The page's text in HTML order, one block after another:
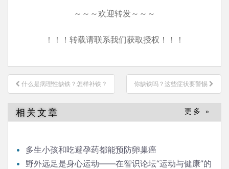
～～～欢迎转发～～～
！！！转载请联系我们获取授权！！！
文
章
导
航
什么是病理性缺铁？怎样补铁？ 你缺铁吗？这些症状要警惕
相关文章 更多 »
多生小孩和吃避孕药都能预防卵巢癌
野外远足是身心运动——在智识论坛“运动与健康”的